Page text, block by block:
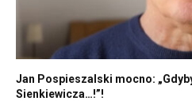
Jan Pospieszalski mocno:
Sienkiewicza…!”!